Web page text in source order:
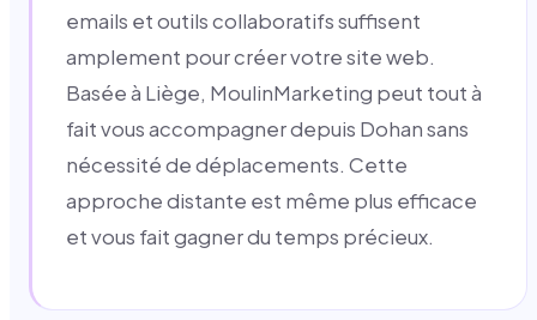
emails et outils collaboratifs suffisent
amplement pour créer votre site web.
Basée à Liège, MoulinMarketing peut tout à
fait vous accompagner depuis Dohan sans
nécessité de déplacements. Cette
approche distante est même plus efficace
et vous fait gagner du temps précieux.